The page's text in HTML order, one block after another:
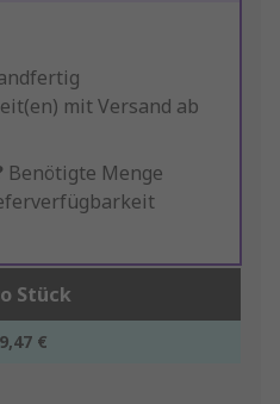
mit Versand ab
Benötigte Menge
Stück
€